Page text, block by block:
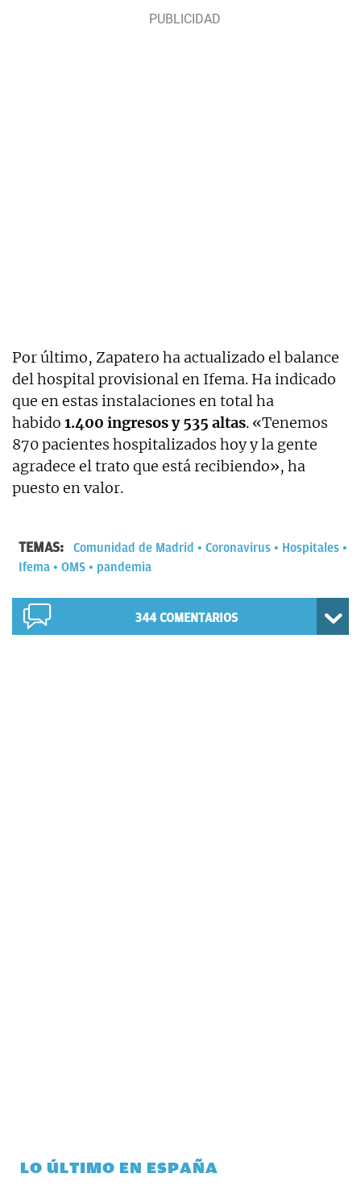
Por último, Zapatero ha actualizado el balance
del hospital provisional en Ifema. Ha indicado
que en estas instalaciones en total ha
habido 1.400 ingresos y 535 altas. «Tenemos
870 pacientes hospitalizados hoy y la gente
agradece el trato que está recibiendo», ha
puesto en valor.
TEMAS: Comunidad de Madrid Coronavirus
Hospitales
Ifema
OMS pandemia
344COMENTARIOS
LO ÚLTIMO EN ESPAÑA